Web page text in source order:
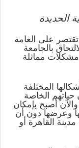
الحديدة
تقتصر على العامة
بالجامعة
مماثلة
المختلفة
حياتهم الخاصة
أصبح بإمكان
وعرضها دون أن
القاهرة أو